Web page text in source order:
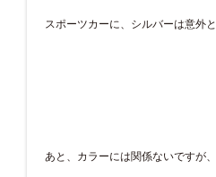
スポーツカーに、シルバーは意外
あと、カラーには関係ないですが